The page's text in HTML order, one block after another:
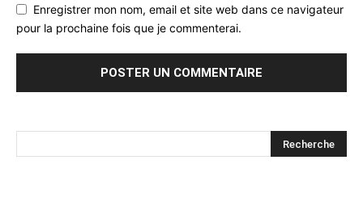
Enregistrer mon nom, email et site web dans ce navigateur
pour la prochaine fois que je commenterai.